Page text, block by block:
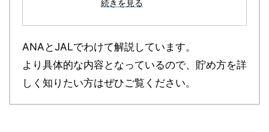
続きを見る
ANAとJALでわけて解説しています。
より具体的な内容となっているので、貯め方を詳
しく知りたい方はぜひご覧ください。